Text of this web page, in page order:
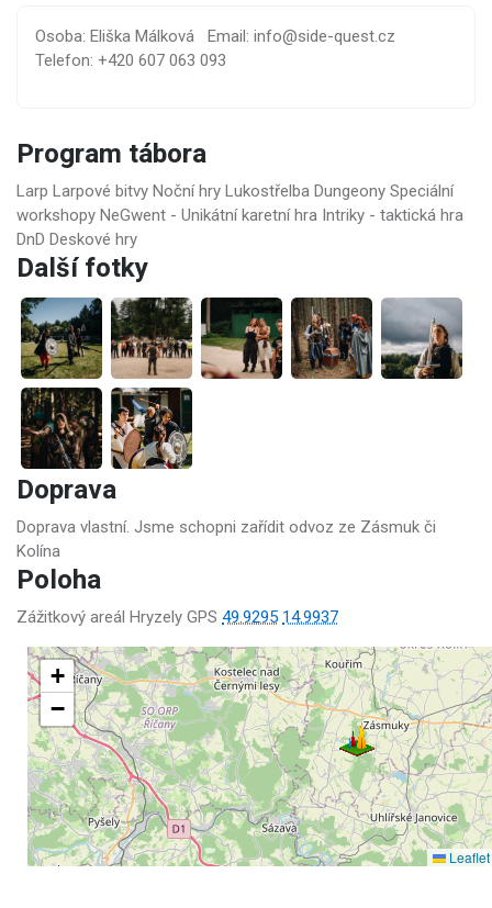
Osoba: Eliška Málková
Email: info@side-quest.cz
Telefon: +420 607 063 093
Program tábora
Larp Larpové bitvy Noční hry Lukostřelba Dungeony Speciální
workshopy NeGwent - Unikátní karetní hra Intriky - taktická hra
DnD Deskové hry
Další fotky
Doprava
Doprava vlastní. Jsme schopni zařídit odvoz ze Zásmuk či
Kolína
Poloha
Zážitkový areál Hryzely GPS 49.9295 14.9937
+
−
Leaflet